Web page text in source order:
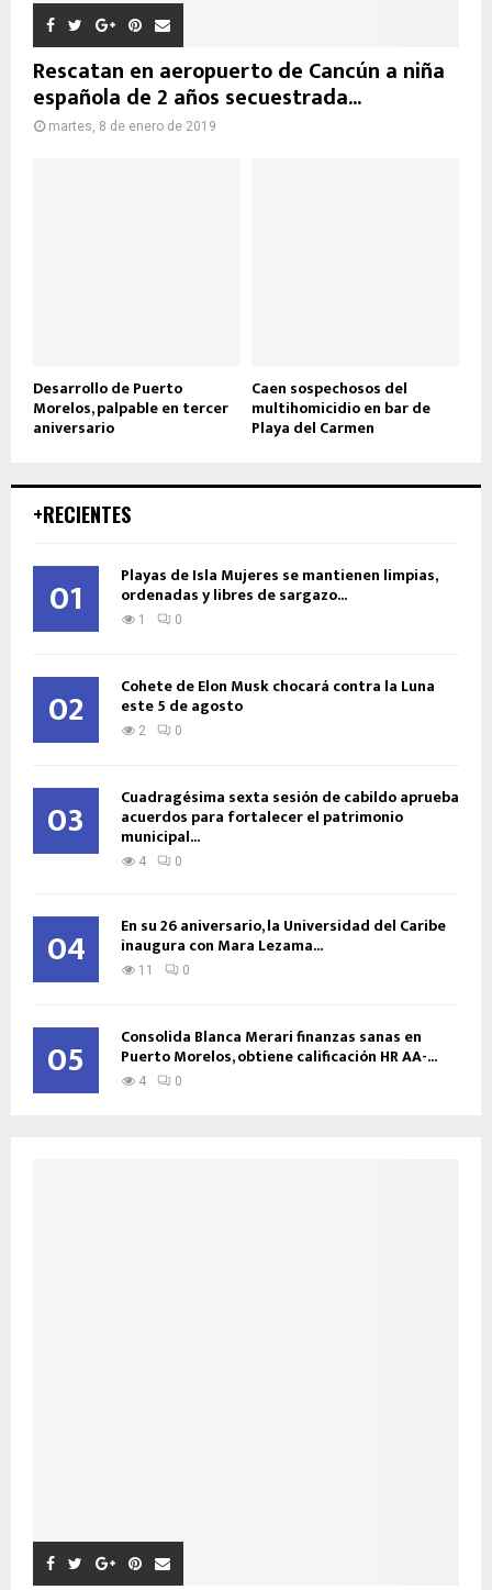
Rescatan en aeropuerto de Cancún a niña
española de 2 años secuestrada...
martes, 8 de enero de 2019
Desarrollo de Puerto
Morelos, palpable en tercer
aniversario
Caen sospechosos del
multihomicidio en bar de
Playa del Carmen
+RECIENTES
01 Playas de Isla Mujeres se mantienen limpias,
ordenadas y libres de sargazo...
1 0
02 Cohete de Elon Musk chocará contra la Luna
este 5 de agosto
2 0
03 Cuadragésima sexta sesión de cabildo aprueba
acuerdos para fortalecer el patrimonio
municipal...
4 0
04 En su 26 aniversario, la Universidad del Caribe
inaugura con Mara Lezama...
11 0
05 Consolida Blanca Merari finanzas sanas en
Puerto Morelos, obtiene calificación HR AA-...
4 0